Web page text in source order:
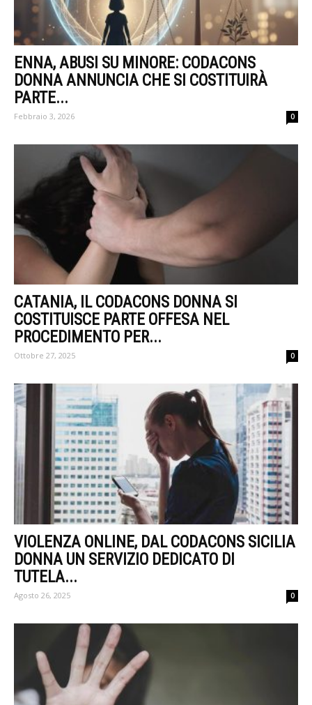
ENNA, ABUSI SU MINORE: CODACONS
DONNA ANNUNCIA CHE SI COSTITUIRÀ
PARTE...
Febbraio 3, 2026 0
CATANIA, IL CODACONS DONNA SI
COSTITUISCE PARTE OFFESA NEL
PROCEDIMENTO PER...
Ottobre 27, 2025 0
VIOLENZA ONLINE, DAL CODACONS SICILIA
DONNA UN SERVIZIO DEDICATO DI
TUTELA...
Agosto 26, 2025 0